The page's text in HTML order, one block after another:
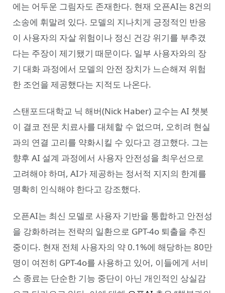
에는 어두운 그림자도 존재한다. 현재 오픈AI는 8건의
소송에 휘말려 있다. 모델의 지나치게 긍정적인 반응
이 사용자의 자살 위험이나 정신 건강 위기를 부추겼
다는 주장이 제기됐기 때문이다. 일부 사용자와의 장
기 대화 과정에서 모델의 안전 장치가 느슨해져 위험
한 조언을 제공했다는 지적도 나온다.
스탠포드대학교 닉 해버(Nick Haber) 교수는 AI 챗봇
이 결코 전문 치료사를 대체할 수 없으며, 오히려 현실
과의 연결 고리를 약화시킬 수 있다고 경고했다. 그는
향후 AI 설계 과정에서 사용자 안전성을 최우선으로
고려해야 하며, AI가 제공하는 정서적 지지의 한계를
명확히 인식해야 한다고 강조했다.
오픈AI는 최신 모델로 사용자 기반을 통합하고 안전성
을 강화하려는 전략의 일환으로 GPT-4o 퇴출을 추진
중이다. 현재 전체 사용자의 약 0.1%에 해당하는 80만
명이 여전히 GPT-4o를 사용하고 있어, 이들에게 서비
스 종료는 단순한 기능 중단이 아닌 개인적인 상실감